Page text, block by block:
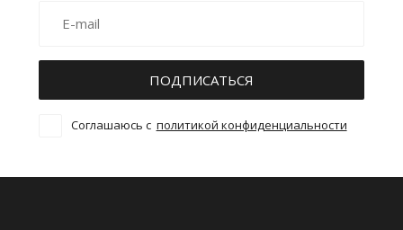
ПОДПИСАТЬСЯ
Соглашаюсь с политикой конфиденциальности